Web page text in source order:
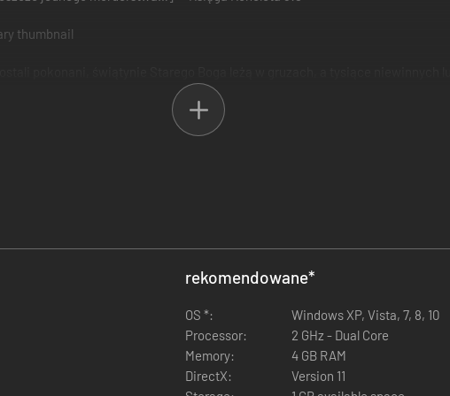
zadaniem jest go odnaleźć…
z setek różnych obrazów renesansowych. Ukradniesz statek,
zagrasz na (magicznym?) flecie, szturchniesz faceta w twarz,
Niebiańskiego Piotra? A jeśli tak – jak dokonasz swojej zemsty?!
kliknij” z menu interakcji w formie „monet czasowników” oraz prostym
Anioła i wielu innych zostały połączone w jeden spójny świat, z
do stylu oprawy graficznej. Towarzyszyć ci będą utwory takich
w tym samym świecie co Four Last Things, ale jej fabuła jest w pełni
rekomendowane*
OS *:
Windows XP, Vista, 7, 8, 10
Processor:
2 GHz - Dual Core
Memory:
4 GB RAM
DirectX:
Version 11